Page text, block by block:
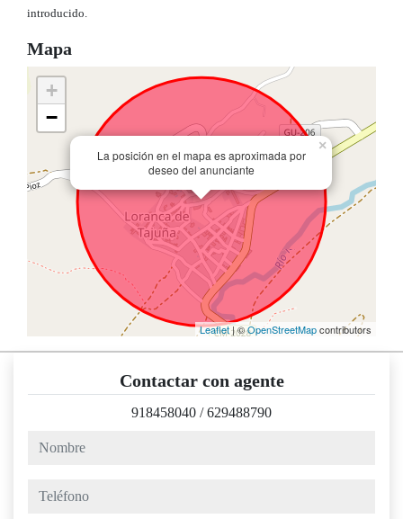
introducido.
Mapa
La posición en el mapa es aproximada por
deseo del anunciante
×
+
−
Leaflet| ©OpenStreetMapcontributors
Contactar con agente
918458040 /629488790
nombre
teléfono